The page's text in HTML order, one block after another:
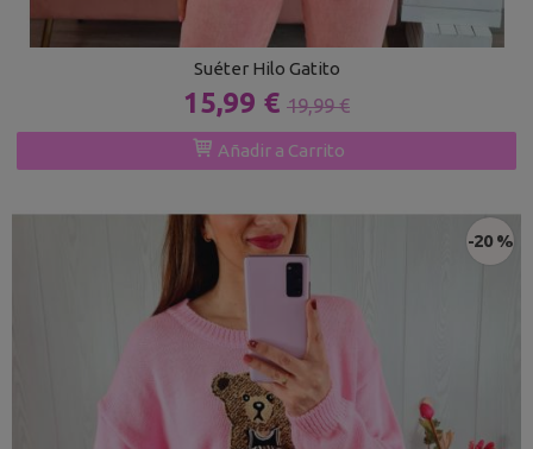
Suéter Hilo Gatito
15,99 € 19,99 €
Añadir a Carrito
-20 %